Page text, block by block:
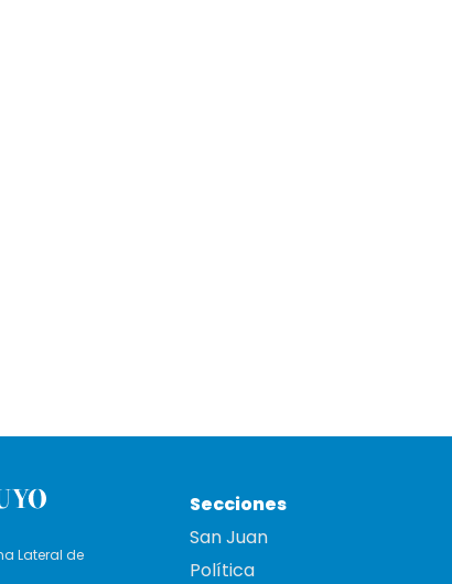
Lateral de
Secciones
San Juan
Política